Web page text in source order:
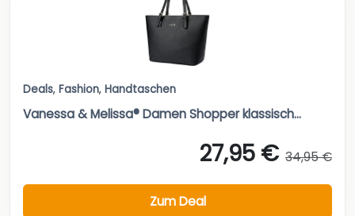
Deals, Fashion, Handtaschen
Vanessa & Melissa® Damen Shopper klassisch...
27,95 € 34,95 €
Zum Deal